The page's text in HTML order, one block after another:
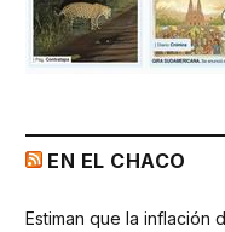
EN EL CHACO
Estiman que la inflación